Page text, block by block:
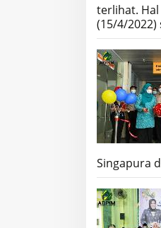
terlihat. Hal
(15/4/
Singapura